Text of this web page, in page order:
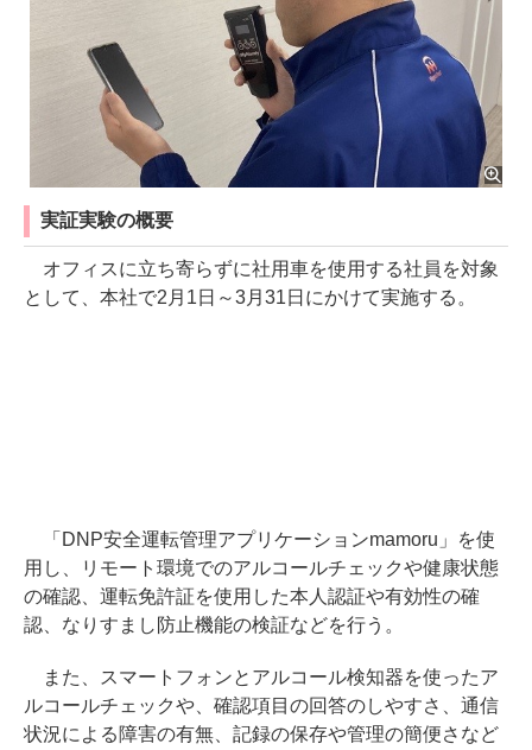
実証実験の概要
オフィスに立ち寄らずに社用車を使用する社員を対象
として、本社で2月1日～3月31日にかけて実施する。
「DNP安全運転管理アプリケーションmamoru」を使
用し、リモート環境でのアルコールチェックや健康状態
の確認、運転免許証を使用した本人認証や有効性の確
認、なりすまし防止機能の検証などを行う。
また、スマートフォンとアルコール検知器を使ったア
ルコールチェックや、確認項目の回答のしやすさ、通信
状況による障害の有無、記録の保存や管理の簡便さなど